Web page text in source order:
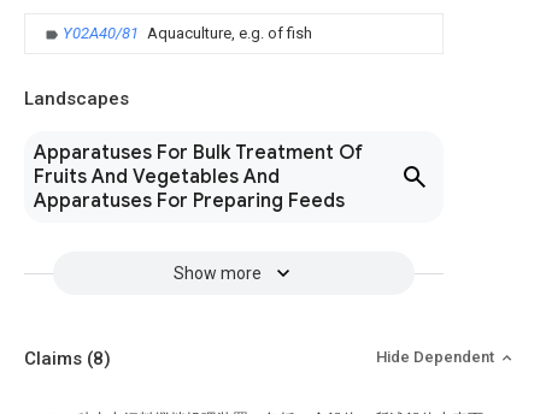
Y02A40/81 Aquaculture, e.g. of fish
Landscapes
Apparatuses For Bulk Treatment Of
Fruits And Vegetables And
Apparatuses For Preparing Feeds
Show more
Claims (8) Hide Dependent